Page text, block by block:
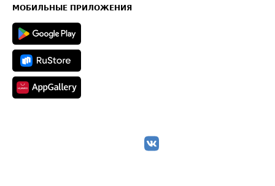
Техническая информация
МОБИЛЬНЫЕ ПРИЛОЖЕНИЯ